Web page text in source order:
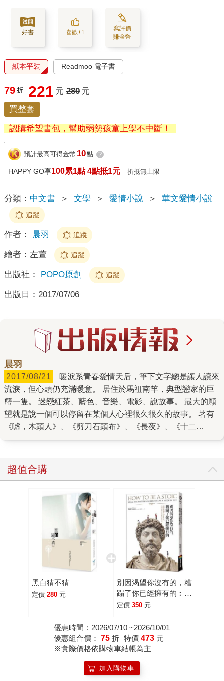
好書 喜歡+1
寫評價
賺金幣
紙本平裝 Readmoo 電子書
79 折 221 元 280 元
買整套
認購希望書包，幫助弱勢孩童上學不中斷！
預計最高可得金幣 10點 ?
HAPPY GO享100累1點 4點抵1元 折抵無上限
分類： 中文書 ＞ 文學 ＞ 愛情小說 ＞ 華文愛情小說
追蹤
作者： 晨羽 追蹤
繪者： 左萱 追蹤
出版社： POPO原創 追蹤
出版日： 2017/07/06
晨羽
2017/08/21
流淚，但心頭仍充滿暖意。 居住於馬祖南竿，典型戀家的巨
蟹一隻。 迷戀紅茶、藍色、音樂、電影、說故事。 最大的願
望就是說一個可以停留在某個人心裡很久很久的故事。 著有
《噓，木頭人》、《剪刀石頭布》、《長夜》、《十二
人》、《別來無恙》、《藍空》、《深海》等暢銷愛情小
說。 個人專頁：www.popo.tw/users/peddys/books FB粉
私房推薦書單： 《2015215331168》 《2018560358163》
《2015460025584》 《2019478397602》
《2018579655130》 《2011760246544》 晨羽正在閱讀：
《2018560421799》 《2015215331168》
《2018560312653》 《2018860008577》
《2019478397602》 《2018611441325》 新書著作：
有一種創傷是甜美的，即便那傷是你所給予的。 有個人曾告
訴我，他認為這世間的愛分為四種。 一是親情，二是友情，
屬於哪一種？」我問他。 「妳是第五種。」 我以為我可以保
護得了別人，因此幾次挺身而出，做出了自以為仗義的舉
動， 卻讓那個全心信任我的古怪男孩從此墜入悲傷的深淵。
我好想為他盡情哭泣，為我曾經犯下的錯誤懺悔，為我和他
只能這樣潦草結束， 可是我所有的悲傷只能被困在心底，無
超值合購
黑白猜不猜
定價 280 元
別因渴望你沒有的，糟
蹋了你已經擁有的︰跟
斯多噶哲學家對話，學
定價 350 元
優惠時間：2026/07/10 ~2026/10/01
優惠組合價： 75 折 特價 473 元
※實際價格依購物車結帳為主
加入購物車